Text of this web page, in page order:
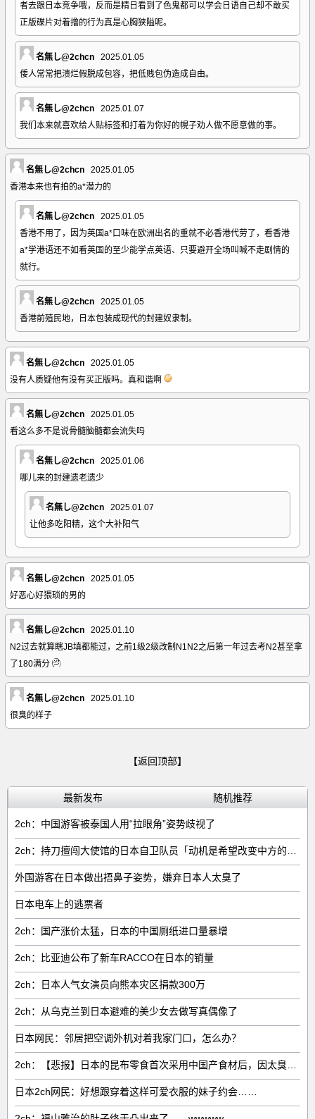
者去跟日本竞争哦，反而是精日看到了色鬼都可以学会日语自己却不敢买
正版碟片对着撸的行为真是心胸狭隘呢。
名無し@2chcn
2025.01.05
倭人常常把溃烂假脱成包容，把低贱包伪造成自由。
名無し@2chcn
2025.01.07
我们本来就喜欢给人贴标签和打着为你好的幌子劝人做不愿意做的事。
名無し@2chcn
2025.01.05
香港本来也有拍的a*潜力的
名無し@2chcn
2025.01.05
香港不用了，因为英国a*口味在欧洲出名的重就不必香港代劳了，看香港
a*学港语还不如看英国的至少能学点英语、只要避开全场叫喊不走剧情的
就行。
名無し@2chcn
2025.01.05
香港前殖民地，日本包装成现代的封建奴隶制。
名無し@2chcn
2025.01.05
没有人质疑他有没有买正版吗。真和谐啊
名無し@2chcn
2025.01.05
看这么多不是说骨髓脑髓都会流失吗
名無し@2chcn
2025.01.06
哪儿来的封建遗老遗少
名無し@2chcn
2025.01.07
让他多吃阳精，这个大补阳气
名無し@2chcn
2025.01.05
好恶心好猥琐的男的
名無し@2chcn
2025.01.10
N2过去就算瞎JB填都能过，之前1级2级改制N1N2之后第一年过去考N2甚至拿
了180满分
名無し@2chcn
2025.01.10
很臭的样子
【返回顶部】
最新发布 随机推荐
2ch：中国游客被泰国人用“拉眼角”姿势歧视了
外国游客在日本做出捂鼻子姿势，嫌弃日本人太臭了
日本电车上的逃票者
2ch：国产涨价太猛，日本的中国厕纸进口量暴增
2ch：比亚迪公布了新车RACCO在日本的销量
2ch：日本人气女演员向熊本灾区捐款300万
2ch：从乌克兰到日本避难的美少女去做写真偶像了
日本网民：邻居把空调外机对着我家门口，怎么办？
日本2ch网民：好想跟穿着这样可爱衣服的妹子约会……